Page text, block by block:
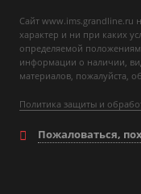
Сайт www.ims.grandline.ru
характер и ни при каких
определяемой
информации о наличии,
материалов, пожалуйста,
Политика защиты и
Пожаловаться,